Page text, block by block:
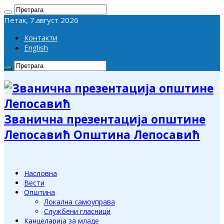
Петак, 7.август 2026
Контакти
English
Званична презентација општине
Лепосавић Општина Лепосавић
Насловна
Вести
Општина
Локална самоуправа
Службени гласници
Канцеларија за младе